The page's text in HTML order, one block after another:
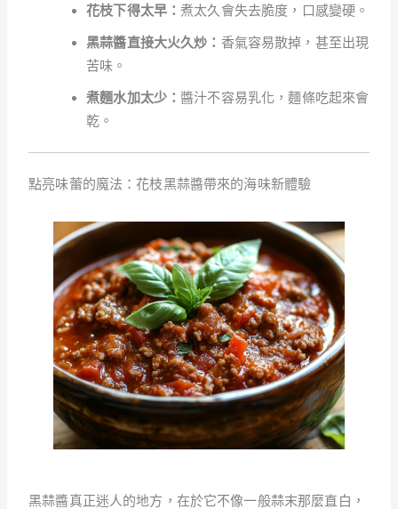
花枝下得太早：煮太久會失去脆度，口感變硬。
黑蒜醬直接大火久炒： 香氣容易散掉，甚至出現
苦味。
煮麵水加太少：醬汁不容易乳化，麵條吃起來會
乾。
點亮味蕾的魔法：花枝黑蒜醬帶來的海味新體驗
黑蒜醬真正迷人的地方，在於它不像一般蒜末那麼直白，